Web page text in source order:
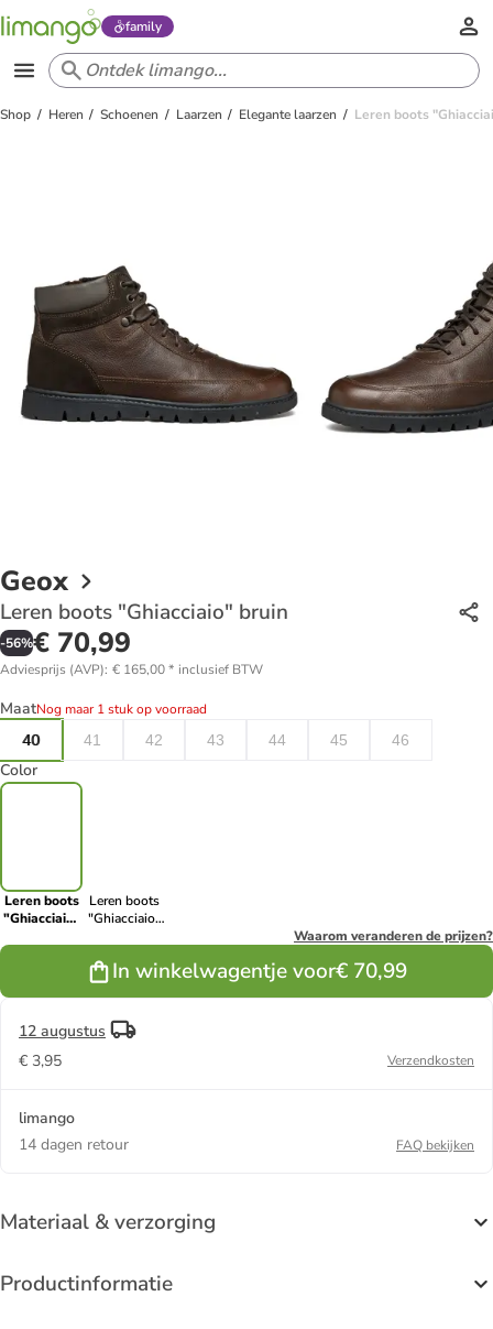
family
Shop Heren Schoenen Laarzen Elegante laarzen Leren boots
Geox
Leren boots "Ghiacciaio" bruin
-56%€ 70,99
Adviesprijs (AVP): € 165,00* inclusief BTW
MaatNog maar 1 stuk op voorraad
40
41 42 43 44 45 46
Color
Leren boots
"Ghiacciaio"
Leren boots
"Ghiacciaio"
Waarom veranderen de prijzen?
In winkelwagentje voor€ 70,99
12 augustus
€ 3,95
Verzendkosten
limango
14 dagen retour
FAQ bekijken
Materiaal & verzorging
Productinformatie